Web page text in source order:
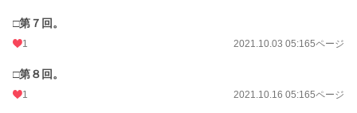
□第７回。
1 2021.10.03 05:165ページ
□第８回。
1 2021.10.16 05:165ページ